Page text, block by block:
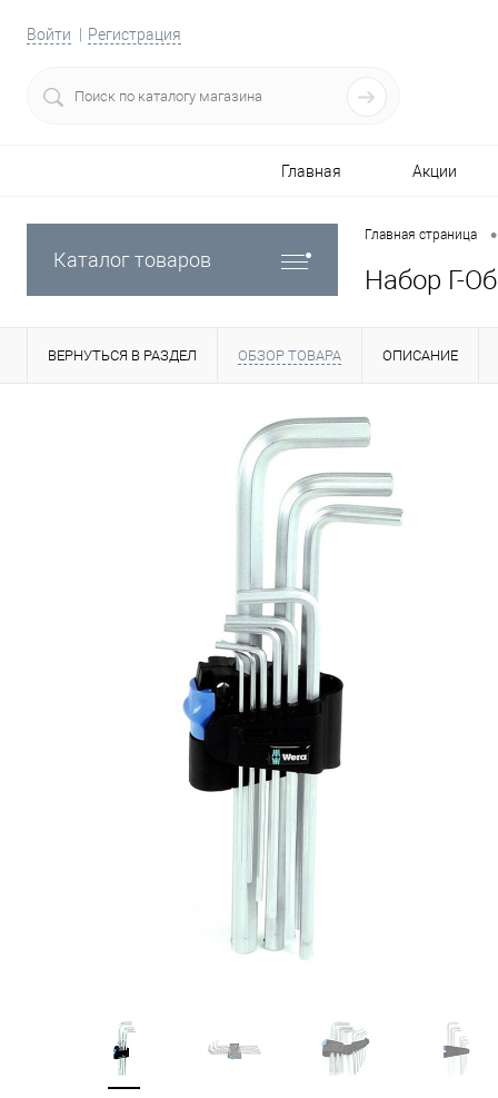
Войти Регистрация
Главная Акции
Каталог товаров
Главная страница •
Набор Г-
ВЕРНУТЬСЯ В РАЗДЕЛ ОБЗОР ТОВАРА ОПИСАНИЕ